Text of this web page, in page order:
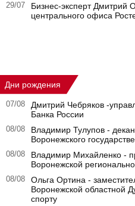
29/07
Бизнес-эксперт
центрального офиса
Дни рождения
07/08
Дмитрий Чебряков -
Банка России
08/08
Владимир Тулупов -
Воронежского
08/08
Владимир Михайленко -
Воронежской
08/08
Ольга Ортина -
Воронежской областной
спорту